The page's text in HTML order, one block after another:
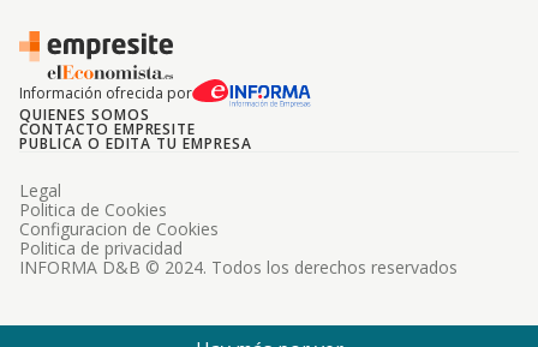
Información ofrecida por
QUIENES SOMOS
CONTACTO EMPRESITE
PUBLICA O EDITA TU EMPRESA
INFORMA D&B © 2024. Todos los derechos reservados
Legal
Politica de Cookies
Configuracion de Cookies
Politica de privacidad